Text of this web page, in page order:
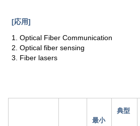
[応用]
1. Optical Fiber Communication
2. Optical fiber sensing
3. Fiber lasers
最小
典型